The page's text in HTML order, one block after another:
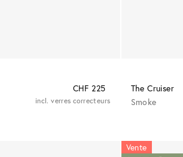
CHF 225
incl. verres correcteurs
The Cruiser
Smoke
Vente